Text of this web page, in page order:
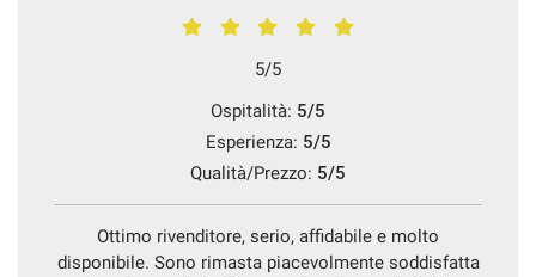
5/5
Ospitalità: 5/5
Esperienza: 5/5
Qualità/Prezzo: 5/5
Ottimo rivenditore, serio, affidabile e molto
disponibile. Sono rimasta piacevolmente soddisfatta